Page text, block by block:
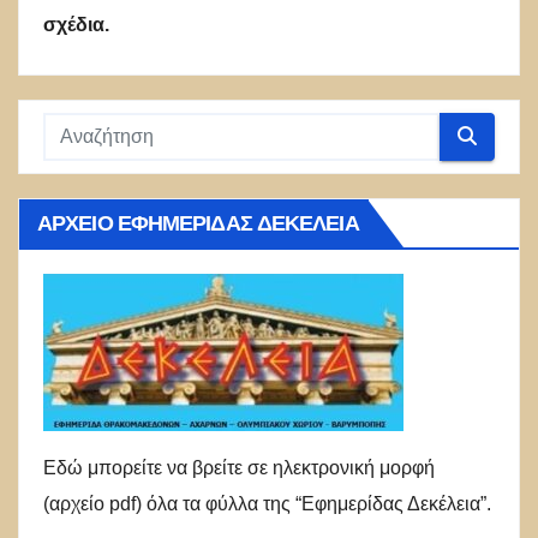
σχέδια.
ΑΡΧΕΊΟ ΕΦΗΜΕΡΊΔΑΣ ΔΕΚΈΛΕΙΑ
Εδώ μπορείτε να βρείτε σε ηλεκτρονική μορφή
(αρχείο pdf) όλα τα φύλλα της “Εφημερίδας Δεκέλεια”.